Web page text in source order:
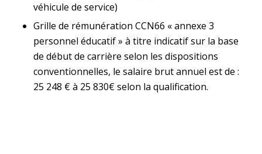
véhicule de service)
Grille de rémunération CCN66 « annexe 3
personnel éducatif » à titre indicatif sur la base
de début de carrière selon les dispositions
conventionnelles, le salaire brut annuel est de :
25 248 € à 25 830€ selon la qualification.